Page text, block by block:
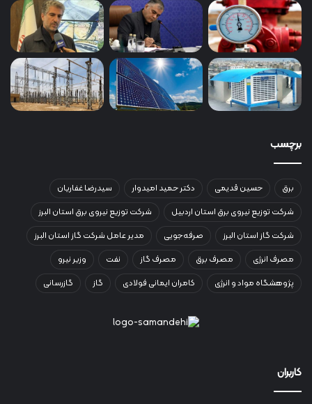
برچسب
برق حسین قدیمی دکتر حمید امیدوار
سیدرضا غفاریان
شرکت توزیع نیروی برق استان اردبیل
شرکت توزیع نیروی برق استان البرز
شرکت گاز استان البرز
صرفه‌جویی
مدیر عامل شرکت گاز استان البرز
مصرف انرژی
مصرف برق مصرف گاز نفت
وزیر نیرو
پژوهشگاه مواد و انرژی
کامران ایمانی فولادی گاز گازرسانی
کاربران